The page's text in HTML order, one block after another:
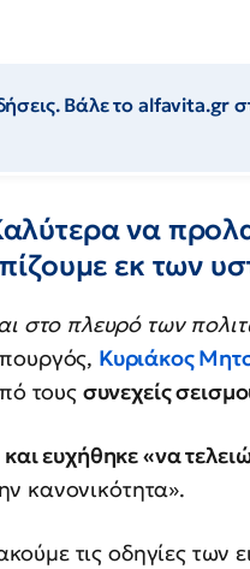
Βάλε το alfavita.gr
να
εκ των
στο πλευρό των
Κυριάκος
τους συνεχείς
ευχήθηκε «να
κανονικότητα».
τις οδηγίες των